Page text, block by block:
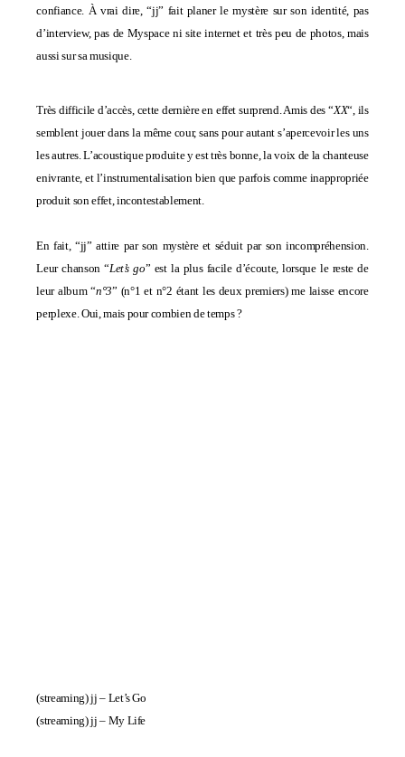
confiance. À vrai dire, “jj” fait planer le mystère sur son identité, pas
d’interview, pas de Myspace ni site internet et très peu de photos, mais
aussi sur sa musique.
Très difficile d’accès, cette dernière en effet surprend. Amis des “XX“, ils
semblent jouer dans la même cour, sans pour autant s’apercevoir les uns
les autres. L’acoustique produite y est très bonne, la voix de la chanteuse
enivrante, et l’instrumentalisation bien que parfois comme inappropriée
produit son effet, incontestablement.
En fait, “jj” attire par son mystère et séduit par son incompréhension.
Leur chanson “Let’s go” est la plus facile d’écoute, lorsque le reste de
leur album “n°3” (n°1 et n°2 étant les deux premiers) me laisse encore
perplexe. Oui, mais pour combien de temps ?
(streaming)jj – Let’s Go
(streaming)jj – My Life